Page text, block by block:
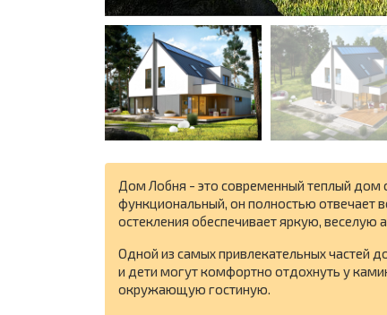
Дом Лобня - это современный теплый дом
функциональный, он полностью
остекления обеспечивает яркую,
Одной из самых привлекательных частей
и дети могут комфортно отдохнуть у
окружающую гостиную.